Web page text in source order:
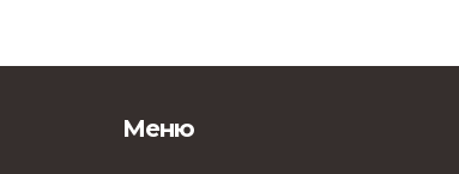
Меню